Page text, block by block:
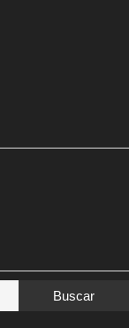
Buscar